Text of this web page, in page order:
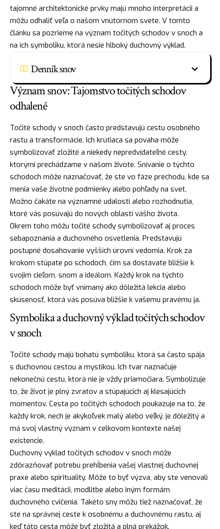
tajomné architektonické prvky majú mnoho interpretácii a
môžu odhaliť veľa o našom vnútornom svete. V tomto
článku sa pozrieme na význam točitých schodov v snoch a
na ich symboliku, ktorá nesie hlboký duchovný výklad.
Denník snov
Význam snov: Tajomstvo točitých schodov
odhalené
Točité schody v snoch často predstavujú cestu osobného
rastu a transformácie. Ich krútiaca sa povaha môže
symbolizovať zložité a niekedy nepredvídateľné cesty,
ktorými prechádzame v našom živote. Snívanie o týchto
schodoch môže naznačovať, že ste vo fáze prechodu, kde sa
menia vaše životné podmienky alebo pohľady na svet.
Možno čakáte na významné udalosti alebo rozhodnutia,
ktoré vás posúvajú do nových oblastí vášho života.
Okrem toho môžu točité schody symbolizovať aj proces
sebapoznania a duchovného osvetlenia. Predstavujú
postupné dosahovanie vyšších úrovní vedomia. Krok za
krokom stúpate po schodoch, čím sa dostávate bližšie k
svojim cieľom, snom a ideálom. Každý krok na týchto
schodoch môže byť vnímaný ako dôležitá lekcia alebo
skúsenosť, ktorá vás posúva bližšie k vašemu pravému ja.
Symbolika a duchovný výklad točitých schodov
v snoch
Točité schody majú bohatú symboliku, ktorá sa často spája
s duchovnou cestou a mystikou. Ich tvar naznačuje
nekonečnú cestu, ktorá nie je vždy priamočiara. Symbolizuje
to, že život je plný zvratov a stúpajúcich aj klesajúcich
momentov. Cesta po točitých schodoch poukazuje na to, že
každý krok, nech je akýkoľvek malý alebo veľký, je dôležitý a
má svoj vlastný význam v celkovom kontexte našej
existencie.
Duchovný výklad točitých schodov v snoch môže
zdôrazňovať potrebu prehĺbenia vašej vlastnej duchovnej
praxe alebo spirituality. Môže to byť výzva, aby ste venovali
viac času meditácii, modlitbe alebo iným formám
duchovného cvičenia. Takéto sny môžu tiež naznačovať, že
ste na správnej ceste k osobnému a duchovnému rastu, aj
keď táto cesta môže byť zložitá a plná prekážok.